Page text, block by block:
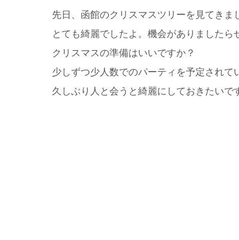
先日、函館のクリスマスツリーを見てきま
とても綺麗でしたよ。機会がありましたら
クリスマスの準備はいいですか？
少しずつ少人数でのパーティを予定されて
久しぶり人と会うと綺麗にしておきたいで